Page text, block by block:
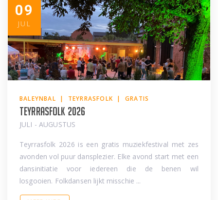
09
JUL
BALEYNBAL | TEYRRASFOLK | GRATIS
Teyrrasfolk 2026
JULI - AUGUSTUS
Teyrrasfolk 2026 is een gratis muziekfestival met zes
avonden vol puur dansplezier. Elke avond start met een
dansinitiatie voor iedereen die de benen wil
losgooien. Folkdansen lijkt misschie ...